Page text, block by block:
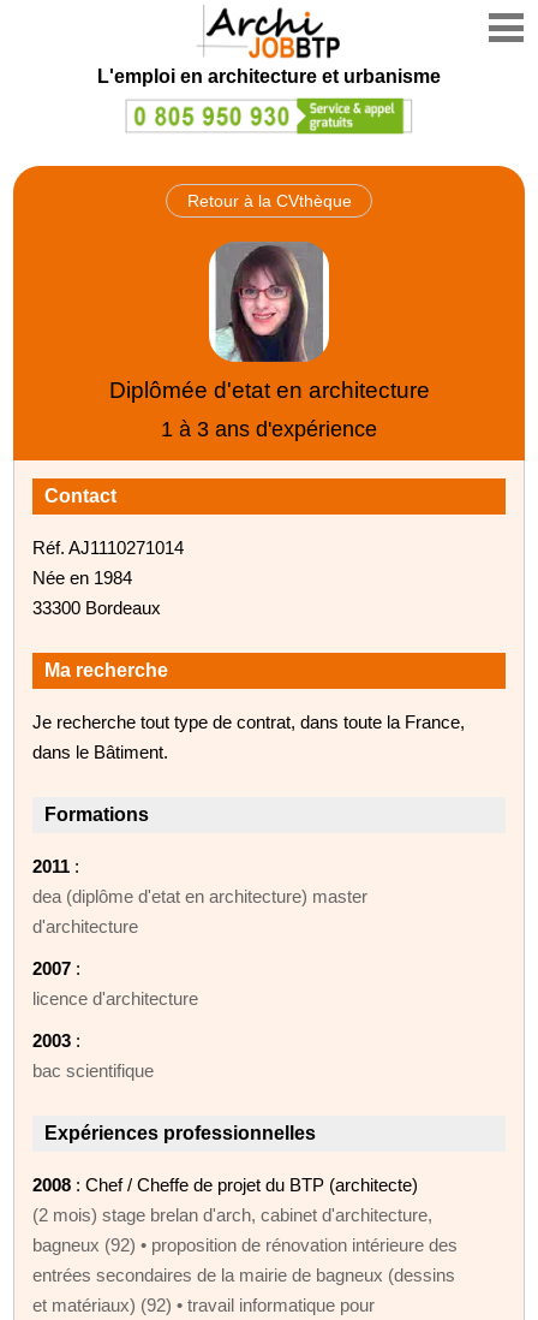
L'emploi en architecture et urbanisme
Retour à la CVthèque
Diplômée d'etat en architecture
1 à 3 ans d'expérience
Contact
Réf. AJ1110271014
Née en 1984
33300 Bordeaux
Ma recherche
Je recherche tout type de contrat, dans toute la France,
dans le Bâtiment.
Formations
2011 :
dea (diplôme d'etat en architecture) master
d'architecture
2007 :
licence d'architecture
2003 :
bac scientifique
Expériences professionnelles
2008 : Chef / Cheffe de projet du BTP (architecte)
(2 mois) stage brelan d'arch, cabinet d'architecture,
bagneux (92) • proposition de rénovation intérieure des
entrées secondaires de la mairie de bagneux (dessins
et matériaux) (92) • travail informatique pour